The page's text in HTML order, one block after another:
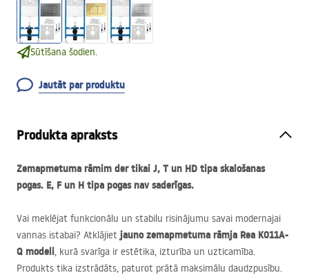
Sūtīšana šodien.
Jautāt par produktu
Produkta apraksts
Zemapmetuma rāmim der tikai J, T un HD tipa skalošanas
pogas. E, F un H tipa pogas nav saderīgas.
Vai meklējat funkcionālu un stabilu risinājumu savai modernajai
vannas istabai? Atklājiet jauno zemapmetuma rāmja Rea K011A-
Q modeli, kurā svarīga ir estētika, izturība un uzticamība.
Produkts tika izstrādāts, paturot prātā maksimālu daudzpusību.